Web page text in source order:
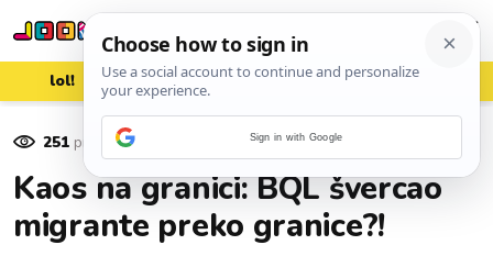
lol! aww vrh! woot?!
251 pregleda
Kaos na granici: BQL švercao
migrante preko granice?!
Sign in with Google